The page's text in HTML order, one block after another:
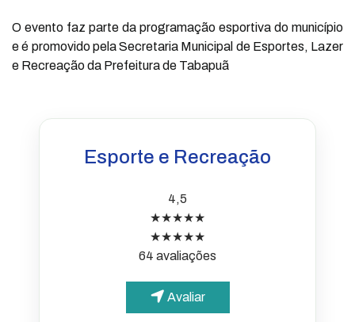
O evento faz parte da programação esportiva do município
e é promovido pela Secretaria Municipal de Esportes, Lazer
e Recreação da Prefeitura de Tabapuã
Esporte e Recreação
4,5
★★★★★
★★★★★
64 avaliações
Avaliar